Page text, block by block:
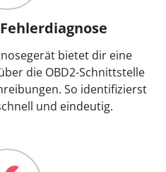
bietet dir eine
die OBD2-Schnittstelle
So identifizierst
und eindeutig.